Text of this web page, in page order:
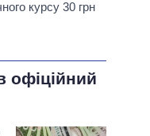
курсу 30 грн
офіційний